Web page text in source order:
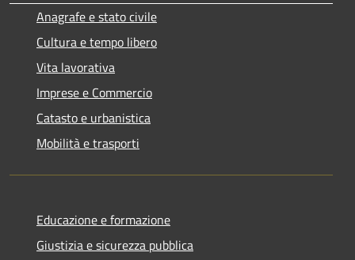
Anagrafe e stato civile
Cultura e tempo libero
Vita lavorativa
Imprese e Commercio
Catasto e urbanistica
Mobilità e trasporti
Educazione e formazione
Giustizia e sicurezza pubblica